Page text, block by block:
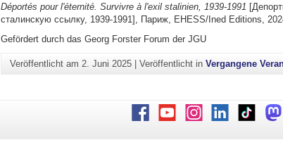
Déportés pour l'éternité. Survivreà l'exil stalinien, 1939-1991
сталинскую ссылку, 1939-1991], Париж, EHESS/Ined Editions,
Gefördert durch das Georg Forster Forum der JGU
Veröffentlicht am2. Juni 2025 |Veröffentlicht inVergangene
Facebook
YoutubeInstagram
LinkedInTikTok